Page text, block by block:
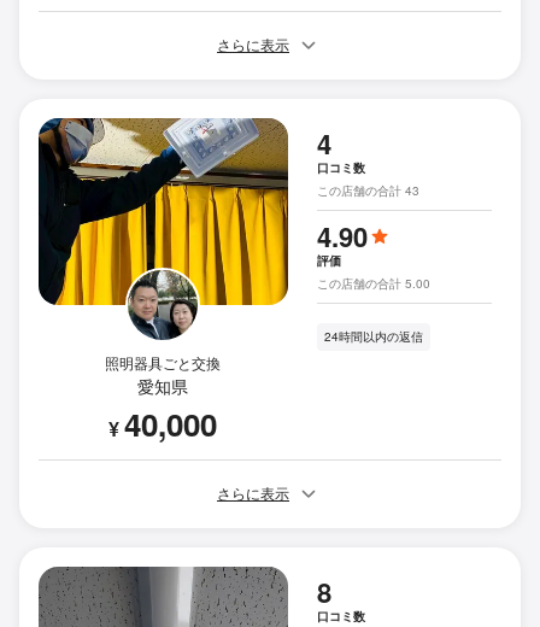
さらに表示
照明器具ごと交換
愛知県
¥40,000
4
口コミ数
この店舗の合計 43
4.90
評価
この店舗の合計 5.00
24時間以内の返信
さらに表示
8
口コミ数